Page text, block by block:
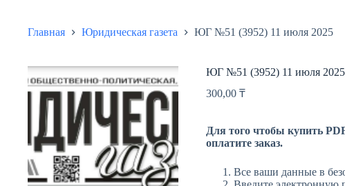
Главная Юридическая газета ЮГ №51 (3952) 11 июля 2025
ЮГ №51 (3952) 11 июля 2025
300,00 ₸
Для того чтобы купить
оплатите заказ.
Все ваши данные в